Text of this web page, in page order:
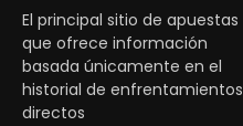
El principal sitio de apuestas
que ofrece información
basada únicamente en el
historial de enfrentamientos
directos